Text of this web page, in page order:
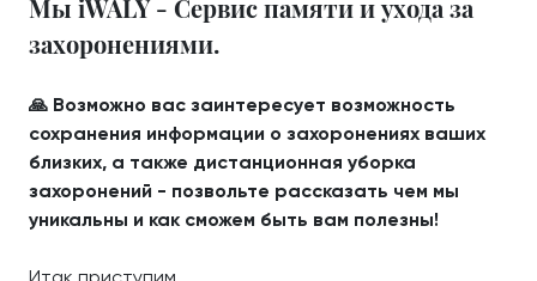
Мы iWALY - Сервис памяти и ухода за
захоронениями.
🙏 Возможно вас заинтересует возможность
сохранения информации о захоронениях ваших
близких, а также дистанционная уборка
захоронений - позвольте рассказать чем мы
уникальны и как сможем быть вам полезны!